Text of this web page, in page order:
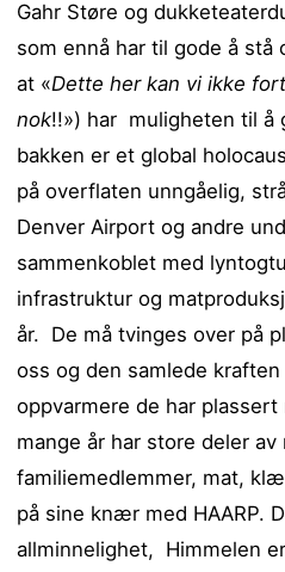
Gahr Støre og
som ennå har til gode å stå
at «Dette her kan vi ikke
nok!!») har muligheten til å
bakken er et global
på overflaten unngåelig,
Denver Airport og andre
sammenkoblet med
infrastruktur og
år. De må tvinges over på
oss og den samlede
oppvarmere de har
mange år har store deler
familiemedlemmer, mat,
på sine knær med HAARP.
allminnelighet, Himmelen